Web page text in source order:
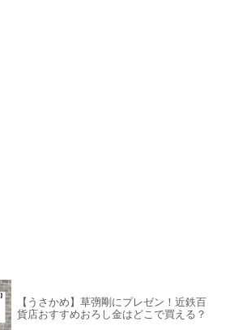
【うさかめ】草彅剛にプレゼン！近鉄百
貨店おすすめおろし金はどこで買える？